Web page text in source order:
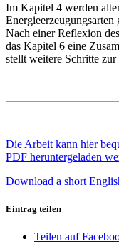
Im Kapitel 4 werden
Energieerzeugungsarten
Nach einer Reflexion
das Kapitel 6 eine
stellt weitere Schritte
Die Arbeit kann hier
PDF heruntergeladen
Download a short
Eintrag teilen
Teilen auf